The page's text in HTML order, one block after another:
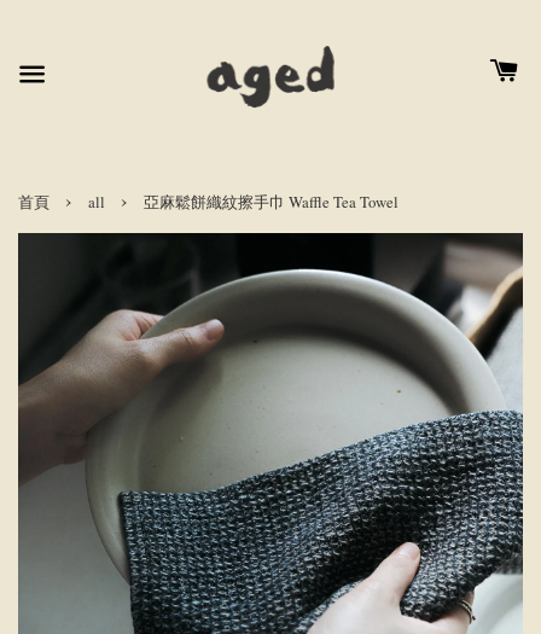
首頁 › all › 亞麻鬆餅織紋擦手巾 Waffle Tea Towel